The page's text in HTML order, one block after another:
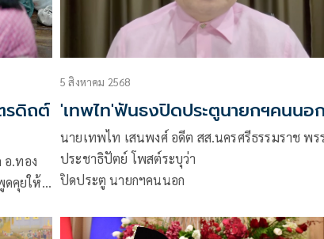
รดิถต์
อ.ทอง
คุยให้
5 สิงหาคม 2568
'เทพไท'ฟันธงปิดประตูนายกฯคนนอก
นายเทพไท เสนพงศ์ อดีต สส.นครศรีธรรมราช พร
ประชาธิปัตย์ โพสต์ระบุว่า
ปิดประตู นายกฯคนนอก